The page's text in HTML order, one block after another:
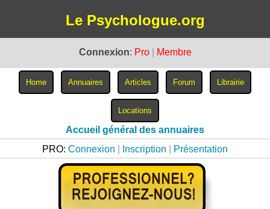
Le Psychologue.org
Connexion: Pro Membre
Accueil général des annuaires
PRO: Connexion Inscription Présentation